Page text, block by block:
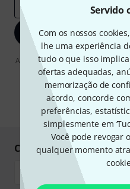
Servido
Com os nossos
lhe uma experiência
tudo o que isso
ofertas adequadas,
memorização de
acordo, concorde
preferências,
simplesmente em
Você pode revogar
qualquer momento
Endereço de e-mail
Ao clicar em "Inscreva-se agora",
e-mail. Posso cancelar a
encontrar mais informações
*
Compre e pague em